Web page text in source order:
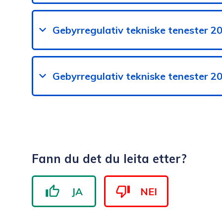
Gebyrregulativ tekniske tenester
Gebyrregulativ tekniske tenester
Fann du det du leita etter?
JA NEI